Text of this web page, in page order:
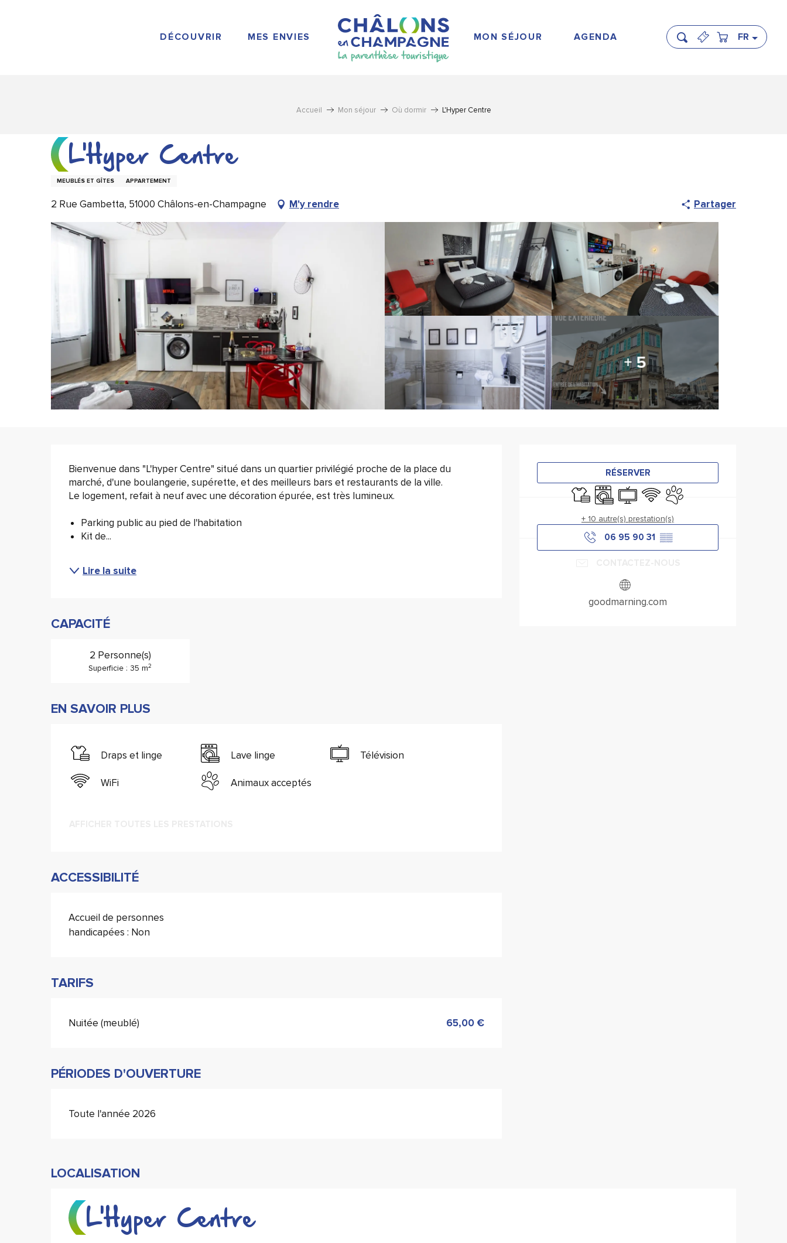
DÉCOUVRIR MES ENVIES MON SÉJOUR AGENDA Recherche FR
Accueil Mon séjour Où dormir L'Hyper Centre
L'Hyper Centre
MEUBLÉS ET GÎTES APPARTEMENT
2 Rue Gambetta, 51000 Châlons-en-Champagne M'y rendre Partager
+ 5
Ouverture et
RÉSERVER
Draps et linge
Lave lingeTélévision
WiFi Animaux acceptés
+ 10 autre(s) prestation(s)
06 95 90 31 ▒▒
goodmarning.com
Bienvenue dans "L'hyper Centre" situé dans un quartier privilégié proche de la place du
marché, d'une boulangerie, supérette, et des meilleurs bars et restaurants de la ville.
Le logement, refait à neuf avec une décoration épurée, est très lumineux.
Parking public au pied de l'habitation
Kit de...
Lire la suite
CAPACITÉ
2 Personne(s)
Superficie : 35 m2
EN SAVOIR PLUS
Draps et linge Lave linge Télévision
WiFi Animaux acceptés
ACCESSIBILITÉ
Accueil de personnes
handicapées : Non
TARIFS
Nuitée (meublé) 65,00 €
PÉRIODES D'OUVERTURE
Toute l'année 2026
LOCALISATION
L'Hyper Centre